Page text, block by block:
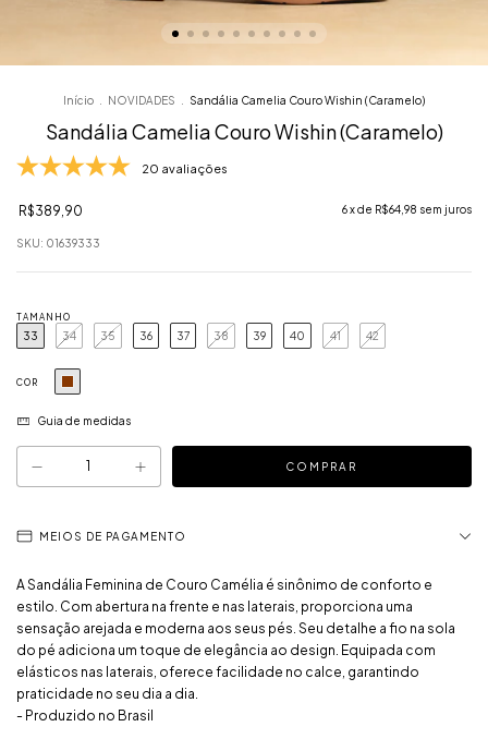
Início NOVIDADES Sandália Camelia Couro Wishin (Caramelo)
Sandália Camelia Couro Wishin (Caramelo)
20 avaliações
R$389,90 6x de R$64,98 sem juros
SKU: 01639333
TAMANHO
33 34 35 36 37 38 39 40 41 42
COR
Guia de medidas
MEIOS DE PAGAMENTO
A Sandália Feminina de Couro Camélia é sinônimo de conforto e
estilo. Com abertura na frente e nas laterais, proporciona uma
sensação arejada e moderna aos seus pés. Seu detalhe a fio na sola
do pé adiciona um toque de elegância ao design. Equipada com
elásticos nas laterais, oferece facilidade no calce, garantindo
praticidade no seu dia a dia.
- Produzido no Brasil